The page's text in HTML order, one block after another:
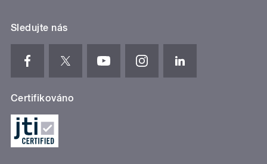
Sledujte nás
Certifikováno